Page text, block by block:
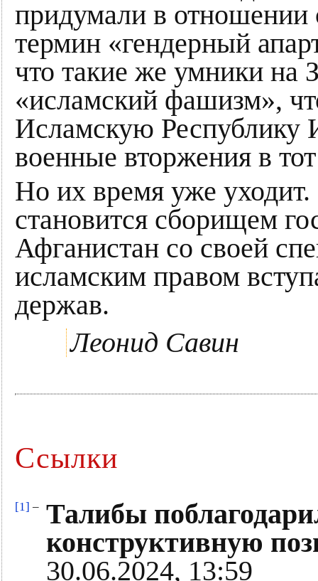
придумали в отношении
термин «гендерный
что такие же умники на
«исламский фашизм»,
Исламскую Республику
военные вторжения в
Но их время уже
становится сборищем
Афганистан со своей
исламским правом
держав.
Леонид Савин
Ссылки
[1] – Талибы
конструктивную
30.06.2024, 13:59